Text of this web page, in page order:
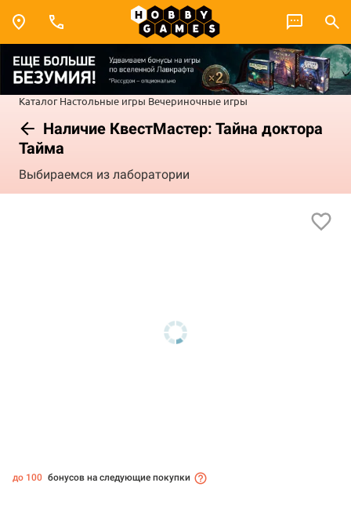
Каталог Настольные игры Вечериночные игры
Наличие КвестМастер: Тайна доктора
Тайма
Выбираемся из лаборатории
до 100 бонусов на следующие покупки